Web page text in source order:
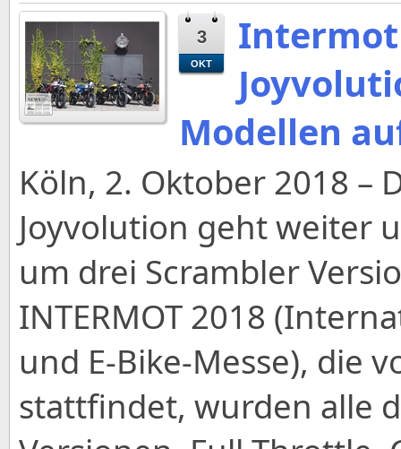
3
OKT
Intermot
Modellen
Köln, 2. Oktober 2018 –
Joyvolution geht weiter
um drei Scrambler
INTERMOT 2018
und E-Bike-Messe), die
stattfindet, wurden alle